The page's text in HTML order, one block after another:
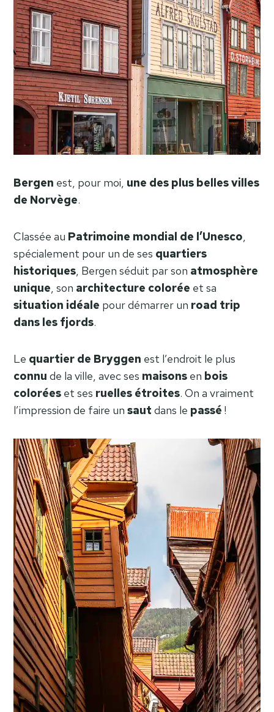
Bergen est, pour moi, une des plus belles villes
de Norvège.
Classée au Patrimoine mondial de l’Unesco,
spécialement pour un de ses quartiers
historiques, Bergen séduit par son atmosphère
unique, son architecture colorée et sa
situation idéale pour démarrer un road trip
dans les fjords.
Le quartier de Bryggen est l’endroit le plus
connu de la ville, avec ses maisons en bois
colorées et ses ruelles étroites. On a vraiment
l’impression de faire un saut dans le passé !